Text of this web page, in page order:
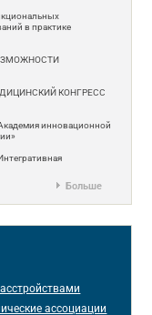
в практике
КОНГРЕСС
инновационной
Больше
ассоциации